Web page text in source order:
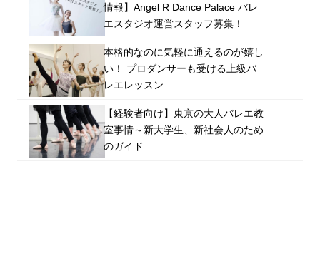
情報】Angel R Dance Palace バレ
エスタジオ運営スタッフ募集！
本格的なのに気軽に通えるのが嬉し
い！ プロダンサーも受ける上級バ
レエレッスン
【経験者向け】東京の大人バレエ教
室事情～新大学生、新社会人のため
のガイド